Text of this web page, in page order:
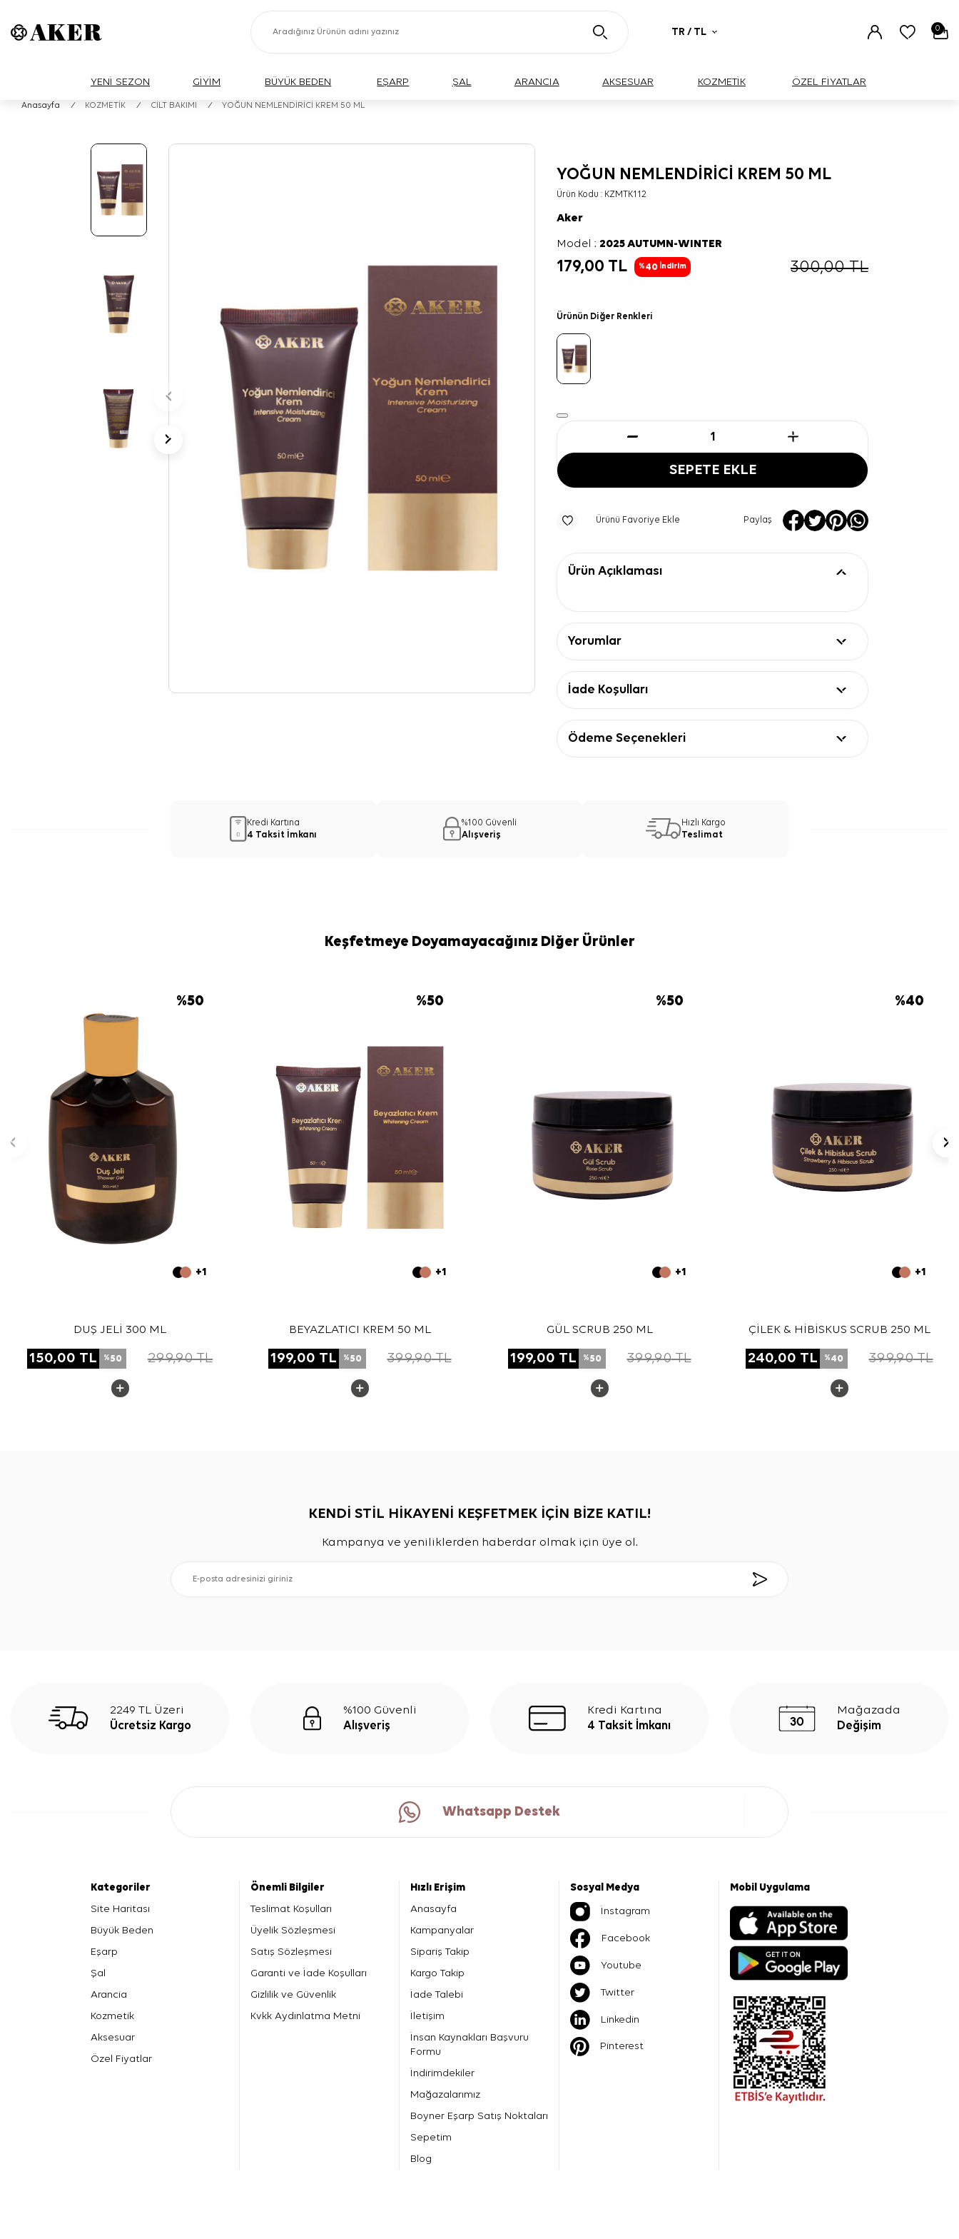
TR / TL 0
YENİ SEZON GİYİM BÜYÜK BEDEN EŞARP ŞAL ARANCIA AKSESUAR KOZMETİK ÖZEL FİYATLAR
Anasayfa / KOZMETİK / CİLT BAKIMI / YOĞUN NEMLENDİRİCİ KREM 50 ML
YOĞUN NEMLENDİRİCİ KREM 50 ML
Ürün Kodu : KZMTK112
Aker
Model :2025 AUTUMN-WINTER
179,00 TL %40 İndirim 300,00TL
Ürünün Diğer Renkleri
SEPETE EKLE
Ürünü Favoriye Ekle Paylaş
Ürün Açıklaması
Yorumlar
İade Koşulları
Ödeme Seçenekleri
Kredi Kartına
4 Taksit İmkanı
%100 Güvenli
Alışveriş
Hızlı Kargo
Teslimat
Keşfetmeye Doyamayacağınız Diğer Ürünler
%50
+1
DUŞ JELİ 300 ML
150,00 TL %50 299,90TL
%50
+1
BEYAZLATICI KREM 50 ML
199,00 TL %50 399,90TL
%50
+1
GÜL SCRUB 250 ML
199,00 TL %50 399,90TL
%40
+1
ÇİLEK & HİBİSKUS SCRUB 250 ML
240,00 TL %40 399,90TL
KENDİ STİL HİKAYENİ KEŞFETMEK İÇİN BİZE KATIL!
Kampanya ve yeniliklerden haberdar olmak için üye ol.
2249 TL Üzeri
Ücretsiz Kargo
%100 Güvenli
Alışveriş
Kredi Kartına
4 Taksit İmkanı
Mağazada
Değişim
Whatsapp Destek
Kategoriler
Site Haritası
Büyük Beden
Eşarp
Şal
Arancia
Kozmetik
Aksesuar
Özel Fiyatlar
Önemli Bilgiler
Teslimat Koşulları
Üyelik Sözleşmesi
Satış Sözleşmesi
Garanti ve İade Koşulları
Gizlilik ve Güvenlik
Kvkk Aydınlatma Metni
Hızlı Erişim
Anasayfa
Kampanyalar
Sipariş Takip
Kargo Takip
İade Talebi
İletişim
İnsan Kaynakları Başvuru
Formu
İndirimdekiler
Mağazalarımız
Boyner Eşarp Satış Noktaları
Sepetim
Blog
Sosyal Medya
İnstagram
Facebook
Youtube
Twitter
Linkedin
Pinterest
Mobil Uygulama